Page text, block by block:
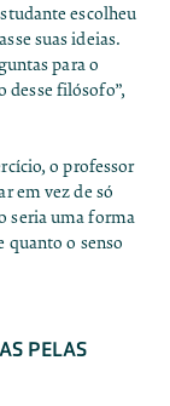
escolheu
suas ideias.
para o
desse filósofo”,
o professor
em vez de só
seria uma forma
quanto o senso
PELAS